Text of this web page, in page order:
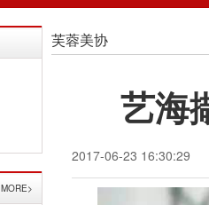
MORE>
芙蓉美协
艺海
2017-06-23 16:30:29